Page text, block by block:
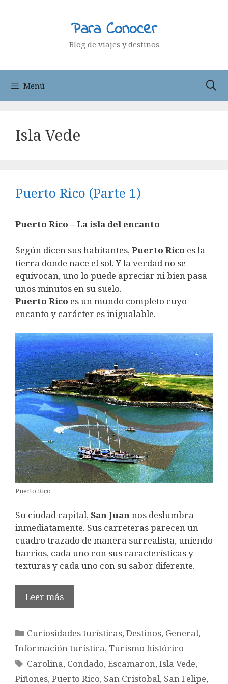
Para Conocer
Blog de viajes y destinos
Menú
Isla Vede
Puerto Rico (Parte 1)
Puerto Rico – La isla del encanto
Según dicen sus habitantes, Puerto Rico es la
tierra donde nace el sol. Y la verdad no se
equivocan, uno lo puede apreciar ni bien pasa
unos minutos en su suelo.
Puerto Rico es un mundo completo cuyo
encanto y carácter es inigualable.
Puerto Rico
Su ciudad capital, San Juannos deslumbra
inmediatamente. Sus carreteras parecen un
cuadro trazado de manera surrealista, uniendo
barrios, cada uno con sus características y
texturas y cada uno con su sabor diferente.
Leer más
Categorías
Curiosidades turísticas,Destinos, General,
Información turística, Turismo histórico
Etiquetas
Carolina, Condado,Escamaron,Isla Vede,
Piñones, Puerto Rico, San Cristobal, San Felipe,